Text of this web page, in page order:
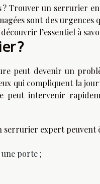
Trouver un serrurier
sont des
l’essentiel à
?
peut devenir un
qui compliquent la
peut intervenir
serrurier expert peuvent
porte ;